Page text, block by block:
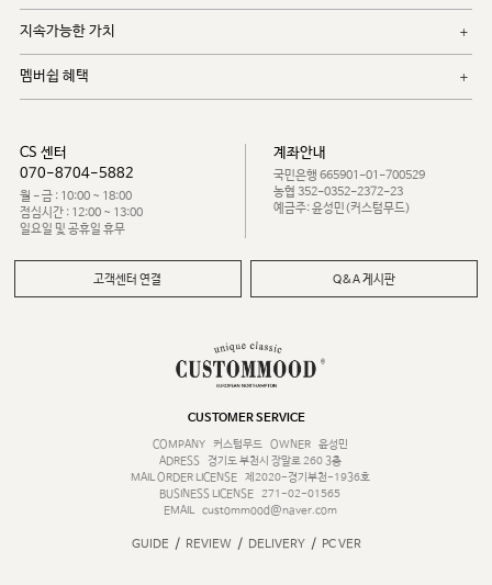
지속가능한 가치
멤버쉽 혜택
CS 센터
070-8704-5882
월 - 금 : 10:00 ~ 18:00
점심시간 : 12:00 ~ 13:00
일요일 및 공휴일 휴무
계좌안내
국민은행 665901-01-700529
농협 352-0352-2372-23
예금주: 윤성민(커스텀무드)
고객센터 연결 Q&A 게시판
CUSTOMER SERVICE
COMPANY
커스텀무드 OWNER
윤성민
ADRESS
경기도 부천시 장말로 260 3층
MAIL ORDER LICENSE
제2020-경기부천-1936호
BUSINESS LICENSE 271-02-01565
EMAIL
custommood@naver.com
GUIDE / REVIEW / DELIVERY / PC VER